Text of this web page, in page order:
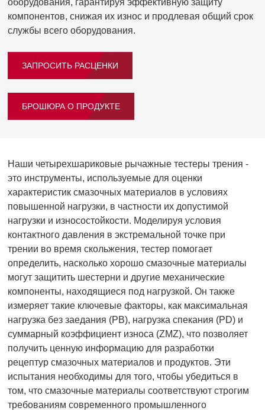
оборудования, гарантируя эффективную защиту
компонентов, снижая их износ и продлевая общий срок
службы всего оборудования.
ЗАПРОСИТЬ РАСЦЕНКИ
БРОШЮРА О ПРОДУКТЕ
Наши четырехшариковые рычажные тестеры трения -
это инструменты, используемые для оценки
характеристик смазочных материалов в условиях
повышенной нагрузки, в частности их допустимой
нагрузки и износостойкости. Моделируя условия
контактного давления в экстремальной точке при
трении во время скольжения, тестер помогает
определить, насколько хорошо смазочные материалы
могут защитить шестерни и другие механические
компоненты, находящиеся под нагрузкой. Он также
измеряет такие ключевые факторы, как максимальная
нагрузка без заедания (PB), нагрузка спекания (PD) и
суммарный коэффициент износа (ZMZ), что позволяет
получить ценную информацию для разработки
рецептур смазочных материалов и продуктов. Эти
испытания необходимы для того, чтобы убедиться в
том, что смазочные материалы соответствуют строгим
требованиям современного промышленного